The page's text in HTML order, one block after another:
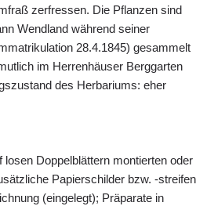
zerfressen. Die Pflanzen sind
Wendland während seiner
28.4.1845) gesammelt
im Herrenhäuser Berggarten
des Herbariums: eher
Doppelblättern montierten oder
Papierschilder bzw. -streifen
(eingelegt); Präparate in